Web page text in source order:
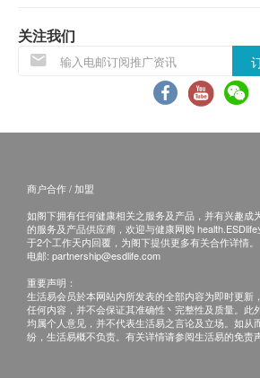
退换条款：
当顾客收取已订购之货品时，有
有损毁情况，一经确认签收，恕
退换产品必须包装完整，如退换
康网购health.ESDlife客户服务部
关注我们
商户合作 / 加盟
如阁下拥有任何健康相关之服务及产品，并有兴趣成
的服务及产品供应商，欢迎与健康网购
于2个工作天内回覆，为阁下提供更多有关合作详情。
电邮: partnership@esdlife.com
重要声明：
生活易会员於本网站内所发表的全部内容为即时更新
任何内容，并不会保证其准确性丶完整性及质量。此
均属个人意见，并不代表生活易之言论及立场。如从
纷，生活易概不负责。有关详情请参阅生活易的免责声